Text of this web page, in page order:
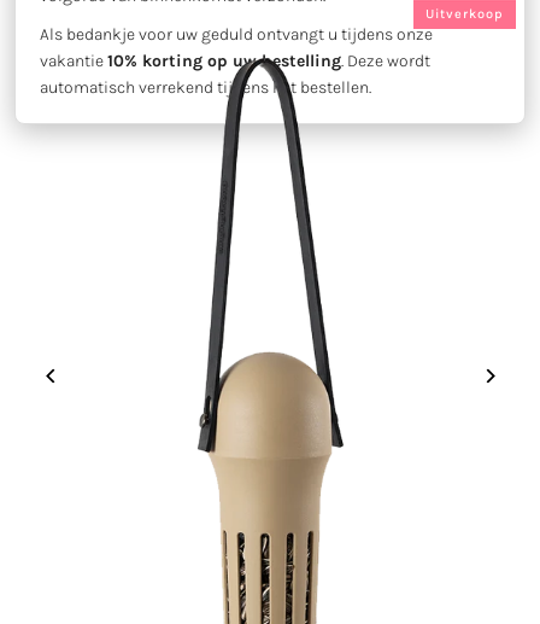
Als bedankje voor uw geduld ontvangt u tijdens onze
vakantie10% korting op uw bestelling. Deze wordt
automatisch verrekend tijdens het bestellen.
Uitverkoop